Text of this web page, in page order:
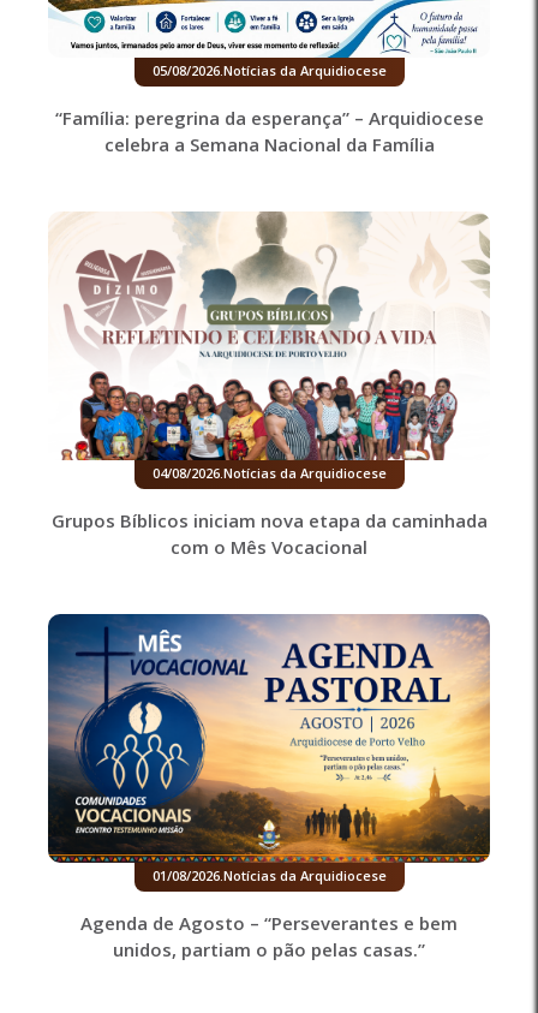
05/08/2026.Notícias da Arquidiocese
“Família: peregrina da esperança” – Arquidiocese
celebra a Semana Nacional da Família
04/08/2026.Notícias da Arquidiocese
Grupos Bíblicos iniciam nova etapa da caminhada
com o Mês Vocacional
01/08/2026.Notícias da Arquidiocese
Agenda de Agosto – “Perseverantes e bem
unidos, partiam o pão pelas casas.”